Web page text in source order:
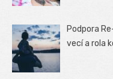
Podpora
vecí a rola